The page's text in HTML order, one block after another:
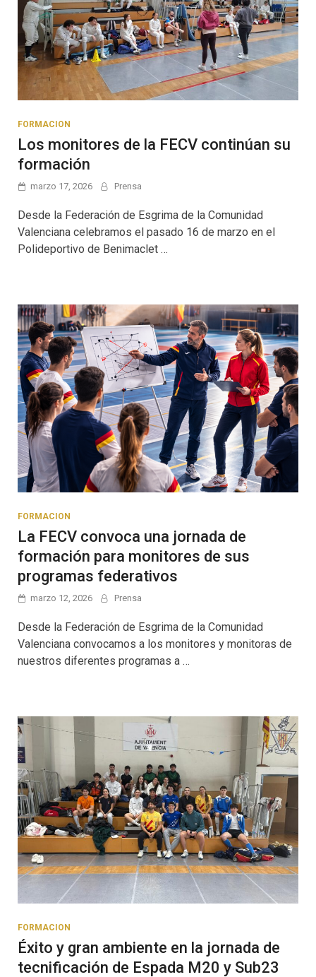
FORMACION
Los monitores de la FECV continúan su
formación
marzo 17, 2026 Prensa
Desde la Federación de Esgrima de la Comunidad
Valenciana celebramos el pasado 16 de marzo en el
Polideportivo de Benimaclet …
FORMACION
La FECV convoca una jornada de
formación para monitores de sus
programas federativos
marzo 12, 2026 Prensa
Desde la Federación de Esgrima de la Comunidad
Valenciana convocamos a los monitores y monitoras de
nuestros diferentes programas a …
FORMACION
Éxito y gran ambiente en la jornada de
tecnificación de Espada M20 y Sub23